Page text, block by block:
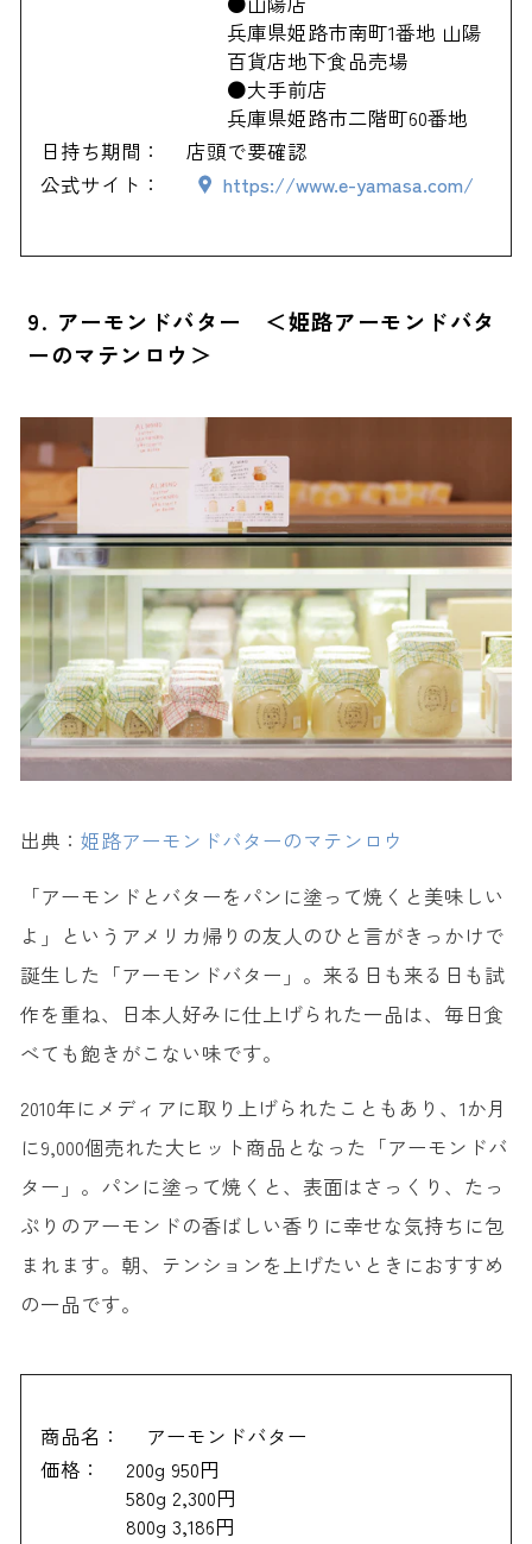
兵庫県姫路市南町1番地 山陽
百貨店地下食品売場
●大手前店
兵庫県姫路市二階町60番地
日持ち期間：
店頭で要確認
公式サイト：
https://www.e-yamasa.com/
9. アーモンドバター ＜姫路アーモンドバタ
ーのマテンロウ＞
出典： 姫路アーモンドバターのマテンロウ
「アーモンドとバターをパンに塗って焼くと美味しい
よ」というアメリカ帰りの友人のひと言がきっかけで
誕生した「アーモンドバター」。来る日も来る日も試
作を重ね、日本人好みに仕上げられた一品は、毎日食
べても飽きがこない味です。
2010年にメディアに取り上げられたこともあり、1か月
に9,000個売れた大ヒット商品となった「アーモンドバ
ター」。パンに塗って焼くと、表面はさっくり、たっ
ぷりのアーモンドの香ばしい香りに幸せな気持ちに包
まれます。朝、テンションを上げたいときにおすすめ
の一品です。
商品名：
アーモンドバター
価格：
200g 950円
580g 2,300円
800g 3,186円